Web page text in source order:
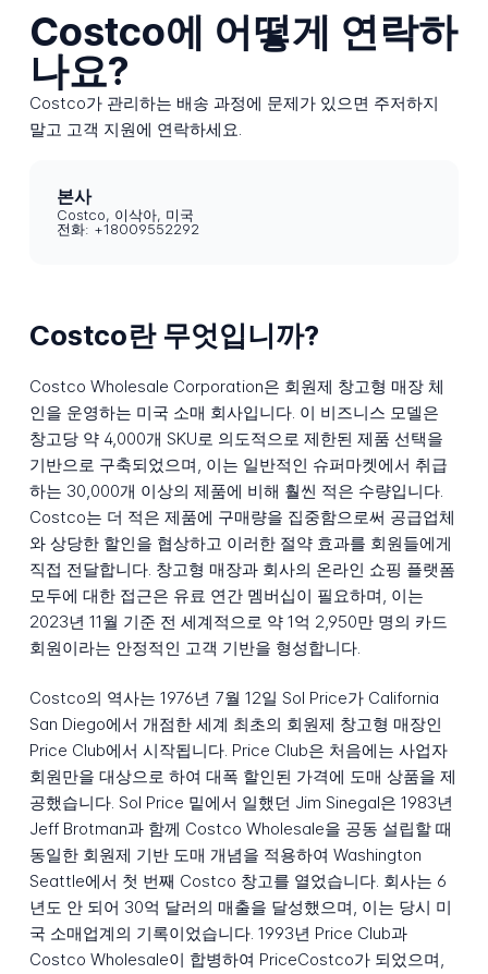
Costco에 어떻게 연락하
나요?
Costco가 관리하는 배송 과정에 문제가 있으면 주저하지
말고 고객 지원에 연락하세요.
본사
Costco, 이삭아, 미국
전화: +18009552292
Costco란 무엇입니까?
Costco Wholesale Corporation은 회원제 창고형 매장 체
인을 운영하는 미국 소매 회사입니다. 이 비즈니스 모델은
창고당 약 4,000개 SKU로 의도적으로 제한된 제품 선택을
기반으로 구축되었으며, 이는 일반적인 슈퍼마켓에서 취급
하는 30,000개 이상의 제품에 비해 훨씬 적은 수량입니다.
Costco는 더 적은 제품에 구매량을 집중함으로써 공급업체
와 상당한 할인을 협상하고 이러한 절약 효과를 회원들에게
직접 전달합니다. 창고형 매장과 회사의 온라인 쇼핑 플랫폼
모두에 대한 접근은 유료 연간 멤버십이 필요하며, 이는
2023년 11월 기준 전 세계적으로 약 1억 2,950만 명의 카드
회원이라는 안정적인 고객 기반을 형성합니다.
Costco의 역사는 1976년 7월 12일 Sol Price가 California
San Diego에서 개점한 세계 최초의 회원제 창고형 매장인
Price Club에서 시작됩니다. Price Club은 처음에는 사업자
회원만을 대상으로 하여 대폭 할인된 가격에 도매 상품을 제
공했습니다. Sol Price 밑에서 일했던 Jim Sinegal은 1983년
Jeff Brotman과 함께 Costco Wholesale을 공동 설립할 때
동일한 회원제 기반 도매 개념을 적용하여 Washington
Seattle에서 첫 번째 Costco 창고를 열었습니다. 회사는 6
년도 안 되어 30억 달러의 매출을 달성했으며, 이는 당시 미
국 소매업계의 기록이었습니다. 1993년 Price Club과
Costco Wholesale이 합병하여 PriceCostco가 되었으며,